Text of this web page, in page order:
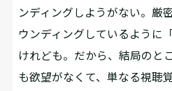
ンディングしようがない。厳
ウンディングしているように
けれども。だから、結局のと
も欲望がなくて、単なる視聴